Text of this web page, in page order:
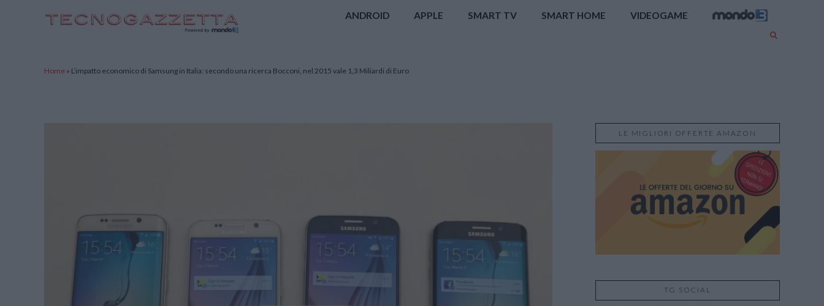
ANDROID APPLE SMART TV SMART HOME VIDEOGAME
Home » L’impatto economico di Samsung in Italia: secondo una ricerca Bocconi, nel 2015 vale 1,3 Miliardi di Euro
LE MIGLIORI OFFERTE AMAZON
TG SOCIAL